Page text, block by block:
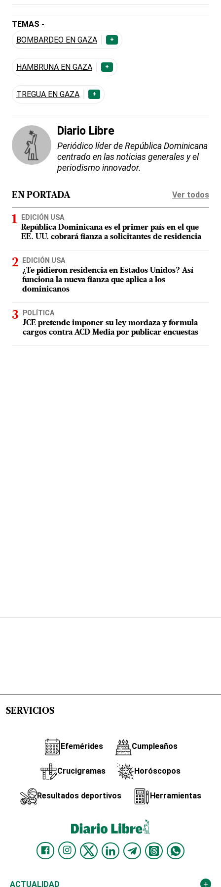
TEMAS -
BOMBARDEO EN GAZA
+
HAMBRUNA EN GAZA +
TREGUA EN GAZA +
Diario Libre
Periódico líder de República Dominicana
centrado en las noticias generales y el
periodismo innovador.
EN PORTADA Ver todos
EDICIÓN USA
República Dominicana es el primer país en el que
EE. UU. cobrará fianza a solicitantes de residencia
EDICIÓN USA
¿Te pidieron residencia en Estados Unidos? Así
funciona la nueva fianza que aplica a los
dominicanos
POLÍTICA
JCE pretende imponer su ley mordaza y formula
cargos contra ACD Media por publicar encuestas
SERVICIOS
Efemérides Cumpleaños
Crucigramas Horóscopos
Resultados deportivos Herramientas
ACTUALIDAD